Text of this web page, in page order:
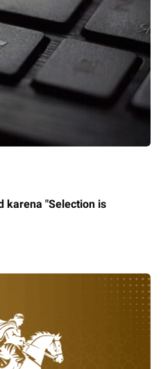
karena "Selection is